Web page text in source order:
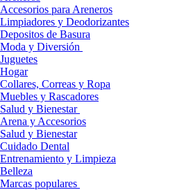
Accesorios para Areneros
Limpiadores y Deodorizantes
Depositos de Basura
Moda y Diversión
Juguetes
Hogar
Collares, Correas y Ropa
Muebles y Rascadores
Salud y Bienestar
Arena y Accesorios
Salud y Bienestar
Cuidado Dental
Entrenamiento y Limpieza
Belleza
Marcas populares